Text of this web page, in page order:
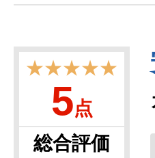
★★★★★
5点
総合評価